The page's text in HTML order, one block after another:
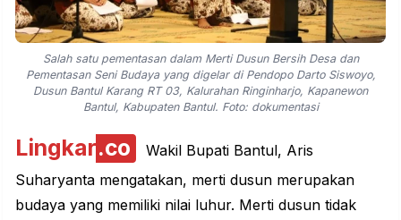
Salah satu pementasan dalam Merti Dusun Bersih Desa dan
Pementasan Seni Budaya yang digelar di Pendopo Darto Siswoyo,
Dusun Bantul Karang RT 03, Kalurahan Ringinharjo, Kapanewon
Bantul, Kabupaten Bantul. Foto: dokumentasi
Lingkar.co
Wakil Bupati Bantul, Aris
Suharyanta mengatakan, merti dusun merupakan
budaya yang memiliki nilai luhur. Merti dusun tidak